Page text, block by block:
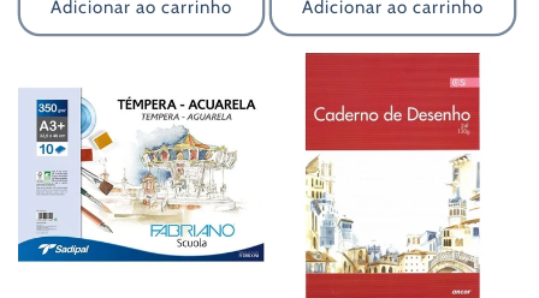
Adicionar ao carrinho Adicionar ao carrinho